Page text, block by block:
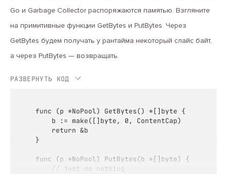
Go и Garbage Collector распоряжаются памятью. Взгляните
на примитивные функции GetBytes и PutBytes. Через
GetBytes будем получать у рантайма некоторый слайс байт,
а через PutBytes — возвращать.
func (p *NoPool) GetBytes() *[]byte {
}
func (p *NoPool) PutBytes(b *[]byte) {
РАЗВЕРНУТЬ КОД